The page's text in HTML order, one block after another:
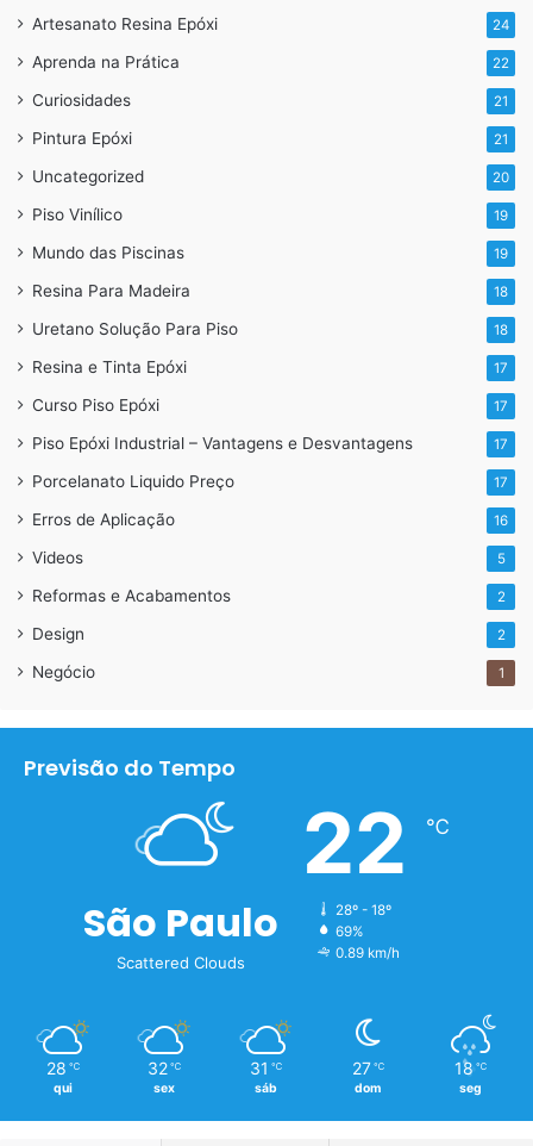
Artesanato Resina Epóxi 24
Aprenda na Prática 22
Curiosidades 21
Pintura Epóxi 21
Uncategorized 20
Piso Vinílico 19
Mundo das Piscinas 19
Resina Para Madeira 18
Uretano Solução Para Piso 18
Resina e Tinta Epóxi 17
Curso Piso Epóxi 17
Piso Epóxi Industrial – Vantagens e Desvantagens 17
Porcelanato Liquido Preço 17
Erros de Aplicação 16
Videos 5
Reformas e Acabamentos 2
Design 2
Negócio 1
Previsão do Tempo
São Paulo
Scattered Clouds
22 ℃
28º - 18º
69%
0.89 km/h
28 ℃
qui
32 ℃
sex
31 ℃
sáb
27 ℃
dom
18 ℃
seg